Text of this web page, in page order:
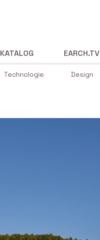
Technologie Design
KATALOG EARCH.TV